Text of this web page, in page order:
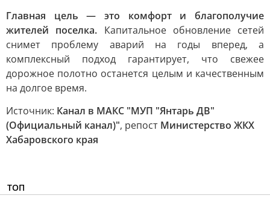
Главная цель — это комфорт и благополучие
жителей поселка. Капитальное обновление сетей
снимет проблему аварий на годы вперед, а
комплексный подход гарантирует, что свежее
дорожное полотно останется целым и качественным
на долгое время.
Источник: Канал в МАКС "МУП "Янтарь ДВ"
(Официальный канал)", репост Министерство ЖКХ
Хабаровского края
ТОП